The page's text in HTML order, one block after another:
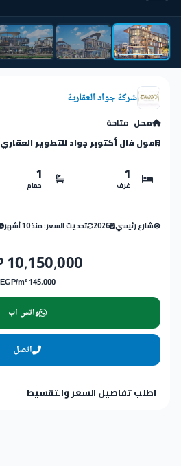
شركة جواد العقارية
محل متاحة
مول فال أكتوبر جواد للتطوير العقاري
1
غرف
1
حمام
شارع رئيسي 2026 تحديث السعر: منذ 10 أشهر
10,150,000 EGP
145,000 EGP/m²
واتس اب
اتصل
اطلب تفاصيل السعر والتقسيط